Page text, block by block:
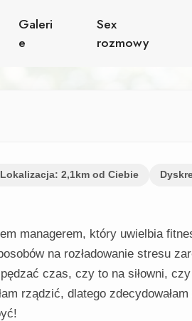
Galeri
e
Sex
rozmowy
Lokalizacja: 2,1km od Ciebie
managerem, który uwielbia
na rozładowanie stresu
czas, czy to na siłowni,
rządzić, dlatego